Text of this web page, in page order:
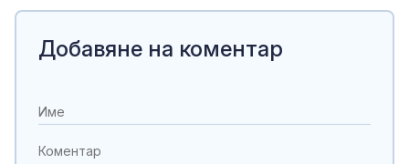
Добавяне на коментар